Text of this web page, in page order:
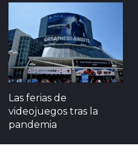
Las ferias de
videojuegos tras la
pandemia